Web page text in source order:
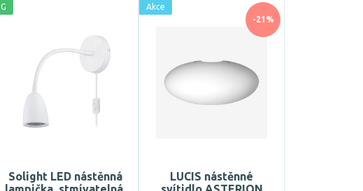
G
Solight LED nástěnná
-21%
Akce
LUCIS nástěnné